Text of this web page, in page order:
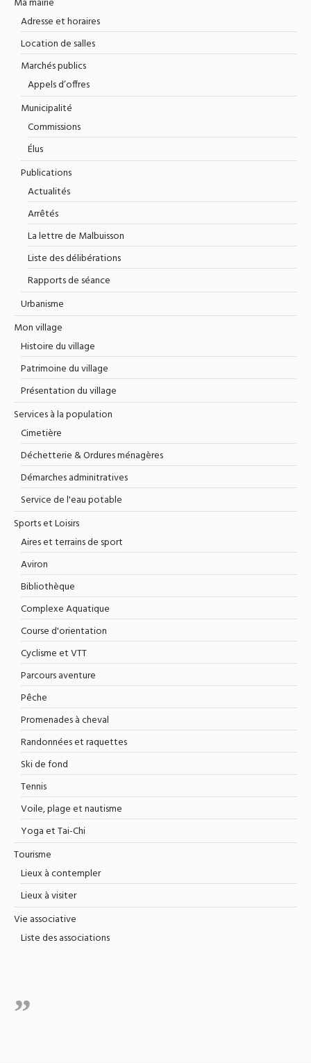
Ma mairie
Adresse et horaires
Location de salles
Marchés publics
Appels d’offres
Municipalité
Commissions
Élus
Publications
Actualités
Arrêtés
La lettre de Malbuisson
Liste des délibérations
Rapports de séance
Urbanisme
Mon village
Histoire du village
Patrimoine du village
Présentation du village
Services à la population
Cimetière
Déchetterie & Ordures ménagères
Démarches adminitratives
Service de l'eau potable
Sports et Loisirs
Aires et terrains de sport
Aviron
Bibliothèque
Complexe Aquatique
Course d'orientation
Cyclisme et VTT
Parcours aventure
Pêche
Promenades à cheval
Randonnées et raquettes
Ski de fond
Tennis
Voile, plage et nautisme
Yoga et Tai-Chi
Tourisme
Lieux à contempler
Lieux à visiter
Vie associative
Liste des associations